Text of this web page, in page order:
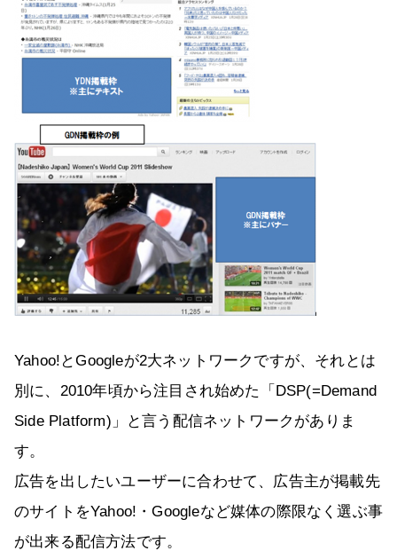
Yahoo!とGoogleが2大ネットワークですが、それとは
別に、2010年頃から注目され始めた「DSP(=Demand
Side Platform)」と言う配信ネットワークがありま
す。
広告を出したいユーザーに合わせて、広告主が掲載先
のサイトをYahoo!・Googleなど媒体の際限なく選ぶ事
が出来る配信方法です。